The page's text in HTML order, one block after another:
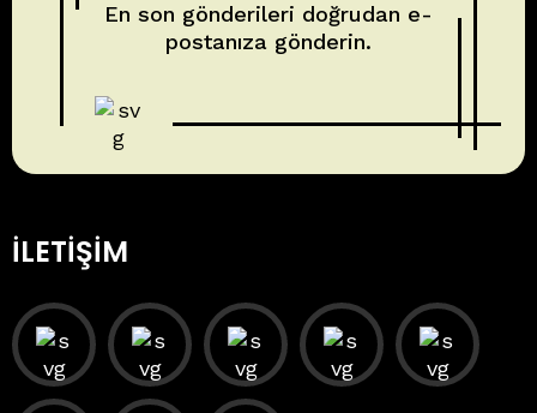
İLETIŞIM
En son gönderileri doğrudan e-
postanıza gönderin.